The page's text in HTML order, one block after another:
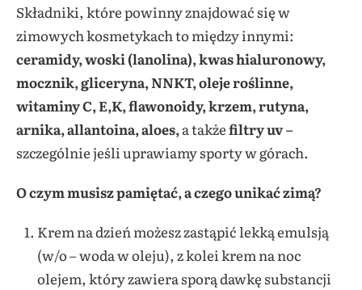
Składniki, które powinny znajdować się w
zimowych kosmetykach to między innymi:
ceramidy, woski (lanolina), kwas hialuronowy,
mocznik, gliceryna, NNKT, oleje roślinne,
witaminy C, E,K, flawonoidy, krzem, rutyna,
arnika, allantoina, aloes,a takżefiltry uv –
szczególnie jeśli uprawiamy sporty w górach.
O czym musisz pamiętać, a czego unikać zimą?
Krem na dzień możesz zastąpić lekką emulsją
(w/o – woda w oleju), z kolei krem na noc
olejem, który zawiera sporą dawkę substancji